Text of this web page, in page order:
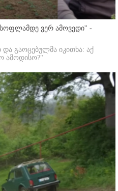
სოფლამდე ვერ ამოვედი'' -
და გაოცებულმა იკითხა: აქ
ამოდისო?"